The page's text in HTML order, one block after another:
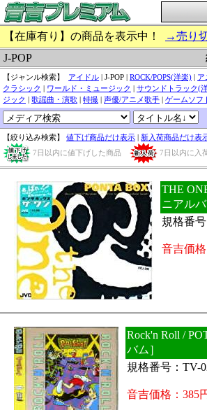
【在庫有り】の商品を表示中！
→売り
J-POP
【ジャンル検索】 アイドル | J-POP | ROCK/POPS(洋楽) | ア
クラシック | ワールド・ミュージック | サウンドトラック(
ジック | 歌謡曲・演歌 | 特撮 | 声優/アニメ歌手 | ゲームソフ
【絞り込み検索】 値下げ商品だけ表示 | 新入荷商品だけ表
7日以内に値下げした商品
7日以内に入
THE
ニアルバ
規格番
音吉価格
Rock'n Roll /
バム］
規格番号：TV-
音吉価格：385